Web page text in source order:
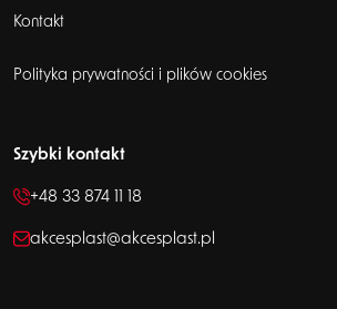
Kontakt
Polityka prywatności i plików cookies
Szybki kontakt
+48 33 874 11 18
akcesplast@akcesplast.pl